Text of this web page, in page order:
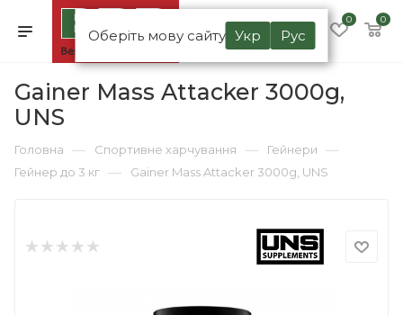
Оберіть мову сайту Укр Рус
0 0
Gainer Mass Attacker 3000g,
UNS
Головна — Спортивне харчування — Гейнери —
Гейнер до 3 кг — Gainer Mass Attacker 3000g, UNS